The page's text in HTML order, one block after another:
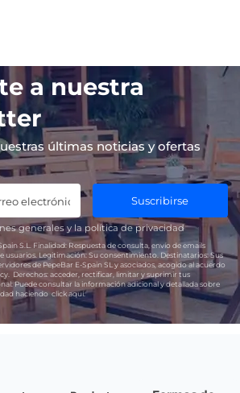
a nuestra
últimas noticias y ofertas
Suscribirse
generales y lapolítica de privacidad
S.L. Finalidad: Respuesta de consulta, envío de emails
usuarios. Legitimación: Su consentimiento. Destinatarios: Sus
de PepeBar E-Spain SL y asociados, acogido al acuerdo
Derechos: acceder, rectificar, limitar y suprimir tus
Puede consultar la información adicional y detallada sobre
haciendoclick aquí.